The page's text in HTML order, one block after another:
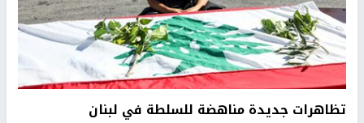
تظاهرات جديدة مناهضة للسلطة في لبنان